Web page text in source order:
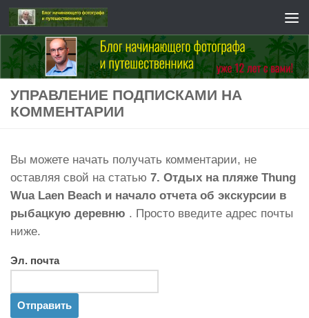
Перейти к содержимому
УПРАВЛЕНИЕ ПОДПИСКАМИ НА
КОММЕНТАРИИ
Вы можете начать получать комментарии, не
оставляя свой на статью 7. Отдых на пляже Thung
Wua Laen Beach и начало отчета об экскурсии в
рыбацкую деревню . Просто введите адрес почты
ниже.
Эл. почта